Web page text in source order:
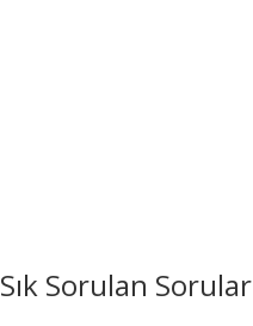
Sık Sorulan Sorular